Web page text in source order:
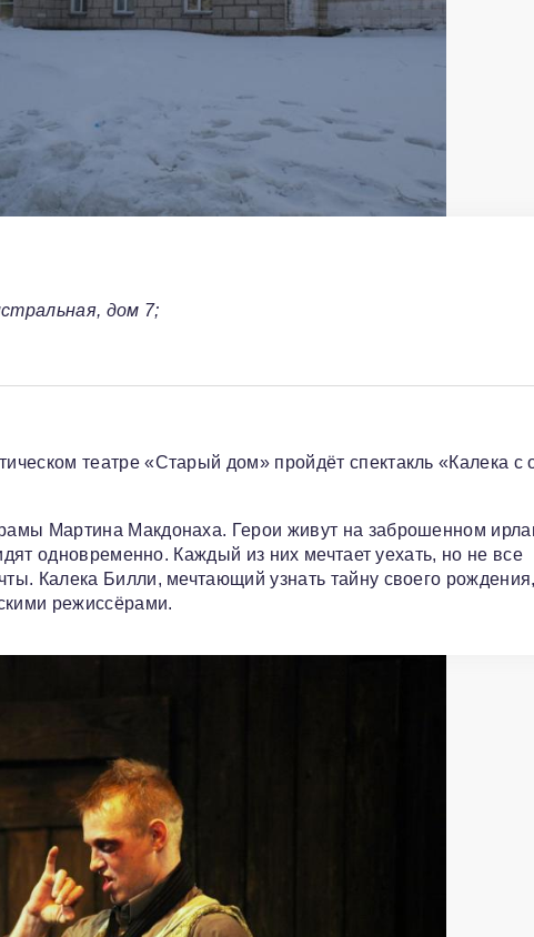
дом 7;
театре «Старый дом» пройдёт спектакль «Калека с
Мартина Макдонаха. Герои живут на заброшенном
одновременно. Каждый из них мечтает уехать, но не все
Калека Билли, мечтающий узнать тайну своего
режиссёрами.